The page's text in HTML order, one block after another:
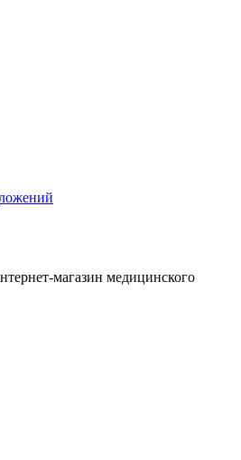
магазин медицинского